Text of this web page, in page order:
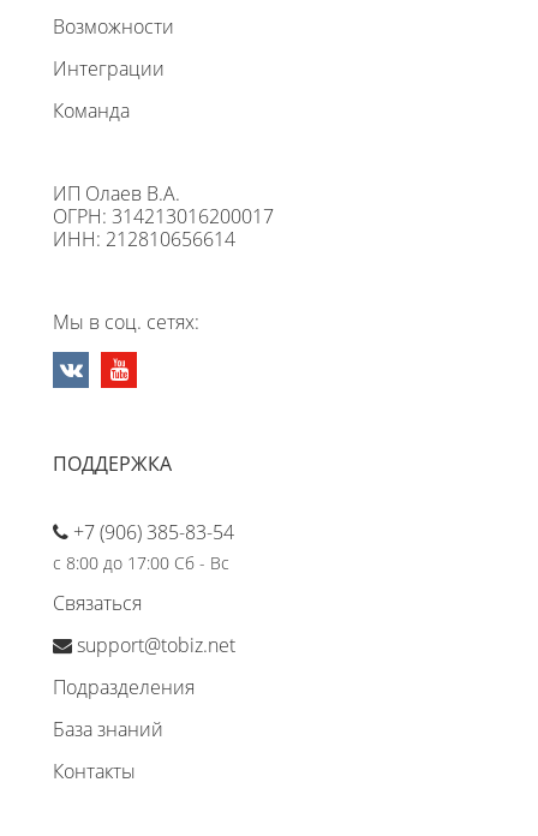
Возможности
Интеграции
Команда
ИП Олаев В.А.
ОГРН: 314213016200017
ИНН: 212810656614
Мы в соц. сетях:
ПОДДЕРЖКА
+7 (906) 385-83-54
с 8:00 до 17:00 Сб - Вс
Связаться
support@tobiz.net
Подразделения
База знаний
Контакты